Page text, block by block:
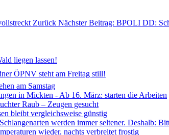
Zurück Nächster Beitrag: BPOLI DD:
liegen lassen!
ÖPNV steht am Freitag still!
am Samstag
in Mickten - Ab 16. März: starten die Arbeiten
Raub – Zeugen gesucht
bleibt vergleichsweise günstig
werden immer seltener. Deshalb:
wieder, nachts verbreitet frostig